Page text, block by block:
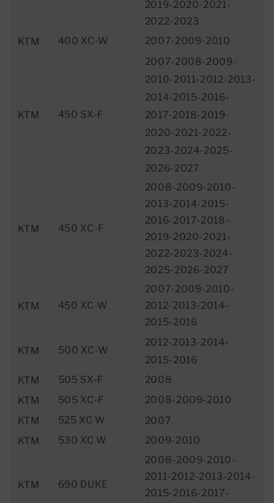
2019-2020-2021-
2022-2023
KTM
400 XC-W 2007-2009-2010
KTM 450 SX-F
2007-2008-2009-
2010-2011-2012-2013-
2014-2015-2016-
2017-2018-2019-
2020-2021-2022-
2023-2024-2025-
2026-2027
KTM 450 XC-F
2008-2009-2010-
2013-2014-2015-
2016-2017-2018-
2019-2020-2021-
2022-2023-2024-
2025-2026-2027
KTM 450 XC-W
2007-2009-2010-
2012-2013-2014-
2015-2016
KTM 500 XC-W
2012-2013-2014-
2015-2016
KTM
505 SX-F
2008
KTM
505 XC-F
2008-2009-2010
KTM
525 XC W
2007
KTM
530 XC W 2009-2010
KTM 690 DUKE
2008-2009-2010-
2011-2012-2013-2014-
2015-2016-2017-